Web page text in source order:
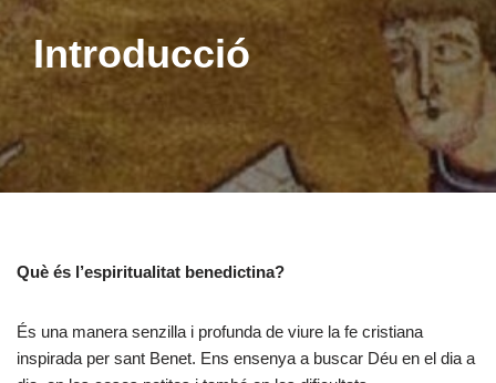
Introducció
Què és l’espiritualitat benedictina?
És una manera senzilla i profunda de viure la fe cristiana
inspirada per sant Benet. Ens ensenya a buscar Déu en el dia a